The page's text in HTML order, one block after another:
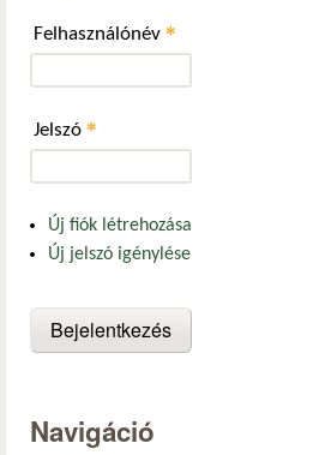
Felhasználónév *
Jelszó *
Új fiók létrehozása
Új jelszó igénylése
Navigáció